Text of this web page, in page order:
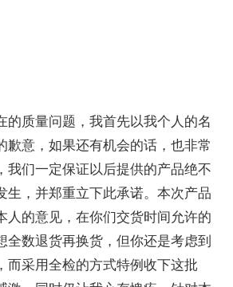
的质量问题，我首先以我个人的名
歉意，如果还有机会的话，也非常
我们一定保证以后提供的产品绝不
生，并郑重立下此承诺。本次产品
人的意见，在你们交货时间允许的
全数退货再换货，但你还是考虑到
而采用全检的方式特例收下这批